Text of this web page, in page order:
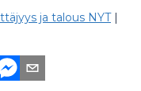
ja talous NYT |